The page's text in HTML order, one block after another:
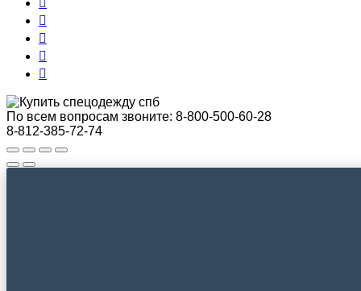
По всем вопросам звоните: 8-800-500-60-28
8-812-385-72-74